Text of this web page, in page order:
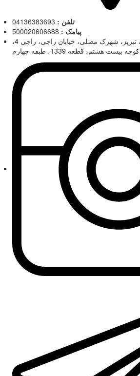
تلفن :
پیامک :
آذربایجان شرقی، تبریز، شهرک مصلی، خیابان راجی، راجی 4،
کوچه بیست هشتم، قطعه 1339، طبقه چهارم